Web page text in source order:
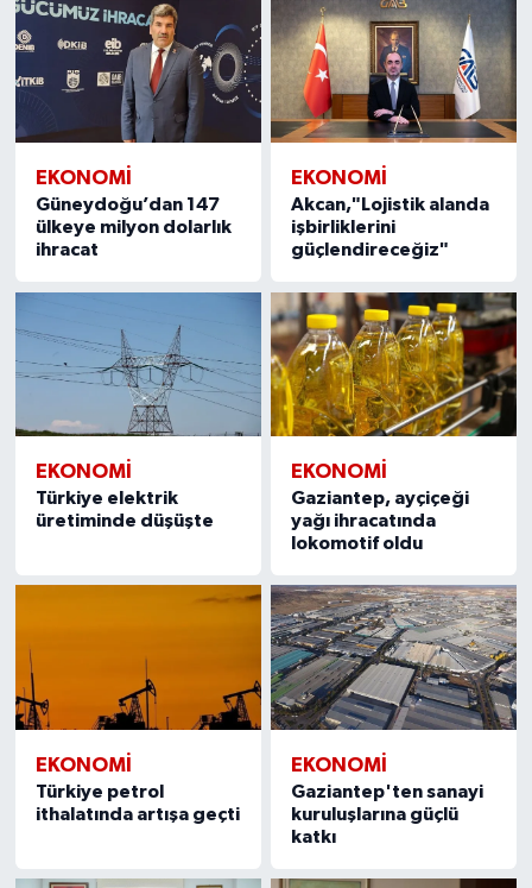
EKONOMI
Güneydoğu’dan 147
ülkeye milyon dolarlık
ihracat
EKONOMI
Akcan,"Lojistik alanda
işbirliklerini
güçlendireceğiz"
EKONOMI
Türkiye elektrik
üretiminde düşüşte
EKONOMI
Gaziantep, ayçiçeği
yağı ihracatında
lokomotif oldu
EKONOMI
Türkiye petrol
ithalatında artışa geçti
EKONOMI
Gaziantep'ten sanayi
kuruluşlarına güçlü
katkı